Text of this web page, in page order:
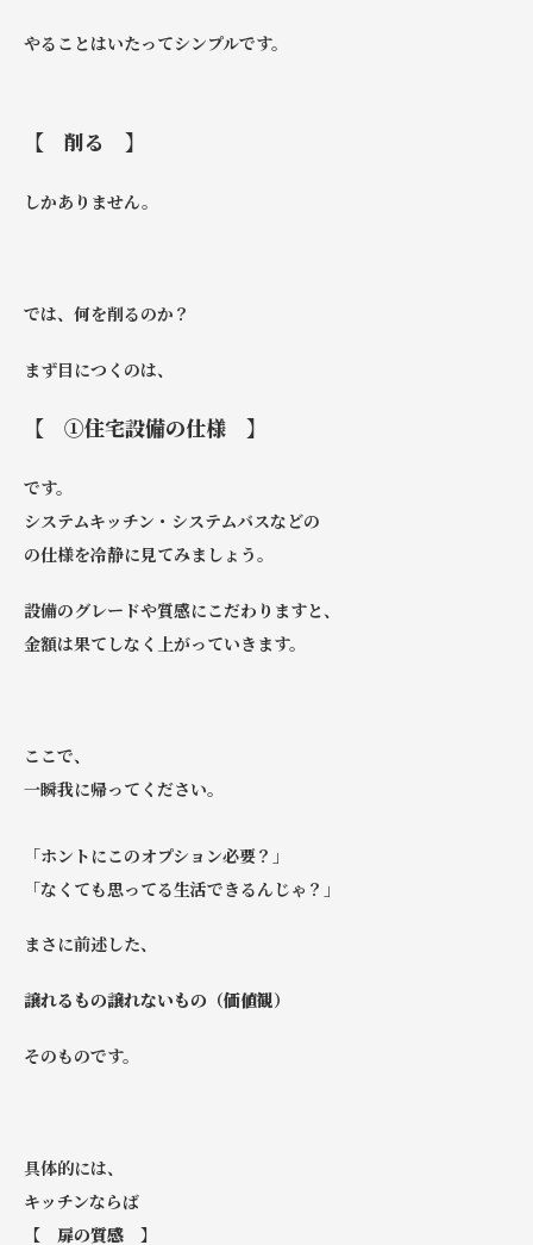
やることはいたってシンプルです。
【 削る 】
しかありません。
では、何を削るのか？
まず目につくのは、
【 ①住宅設備の仕様 】
です。
システムキッチン・システムバスなどの
の仕様を冷静に見てみましょう。
設備のグレードや質感にこだわりますと、
金額は果てしなく上がっていきます。
ここで、
一瞬我に帰ってください。
「ホントにこのオプション必要？」
「なくても思ってる生活できるんじゃ？」
まさに前述した、
譲れるもの譲れないもの（価値観）
そのものです。
具体的には、
キッチンならば
【 扉の質感 】